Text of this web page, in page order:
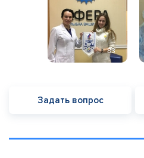
83
Задать вопрос